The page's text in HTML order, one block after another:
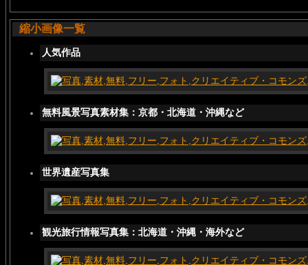
縮小画像一覧
人気作品
無料風景写真素材集：京都・北海道・沖縄など
世界遺産写真集
観光旅行情報写真集：北海道・沖縄・海外など